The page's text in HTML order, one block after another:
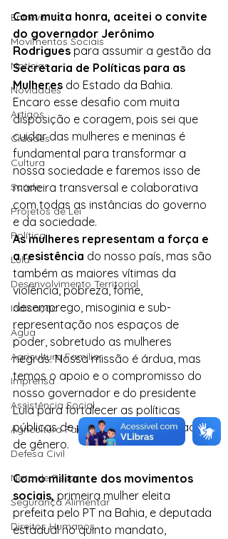
Entrevistas
Movimentos Sociais
Notícias
Novidades
Artigos
Cidades
Cultura
Saúde
Projetos de Lei
Política
Lula
Desenvolvimento Territorial
Indicação
Água
Agricultura Familiar
Imprensa
Assistência Social
Agricultura Familiar
Defesa Civil
Nota de Pesar
Segurança Alimentar
Direitos Humanos
Com muita honra, aceitei o convite
do governador Jerônimo
Rodrigues para assumir a gestão da
Secretaria de Políticas para as
Mulheres do Estado da Bahia.
Encaro esse desafio com muita
disposição e coragem, pois sei que
cuidar das mulheres e meninas é
fundamental para transformar a
nossa sociedade e faremos isso de
maneira transversal e colaborativa
com todas as instâncias do governo
e da sociedade.
As mulheres representam a força e
a resistência do nosso país, mas são
também as maiores vítimas da
violência, pobreza, fome,
desemprego, misoginia e sub-
representação nos espaços de
poder, sobretudo as mulheres
negras. Nossa missão é árdua, mas
temos o apoio e o compromisso do
nosso governador e do presidente
Lula para fortalecer as políticas
públicas de promoção da equidade
de gênero.
Como militante dos movimentos
sociais, primeira mulher eleita
prefeita pelo PT na Bahia, e deputada
estadual no quinto mandato,